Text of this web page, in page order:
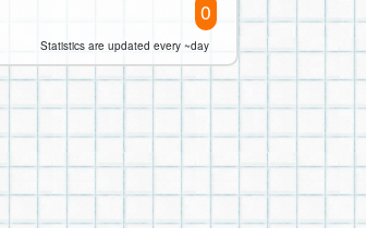
0
Statistics are updated every ~day